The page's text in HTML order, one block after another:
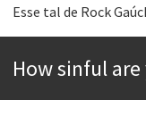
Os causos de Jorge
Se queres salvar o
How sinful are